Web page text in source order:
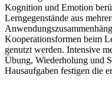
Kognition und Emotion
Lerngegenstände aus
Kooperationsformen beim
genutzt werden. Intensive
Übung, Wiederholung und
Hausaufgaben festigen die